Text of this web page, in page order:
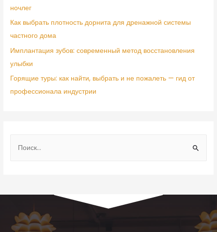
ночлег
Как выбрать плотность дорнита для дренажной системы
частного дома
Имплантация зубов: современный метод восстановления
улыбки
Горящие туры: как найти, выбрать и не пожалеть — гид от
профессионала индустрии